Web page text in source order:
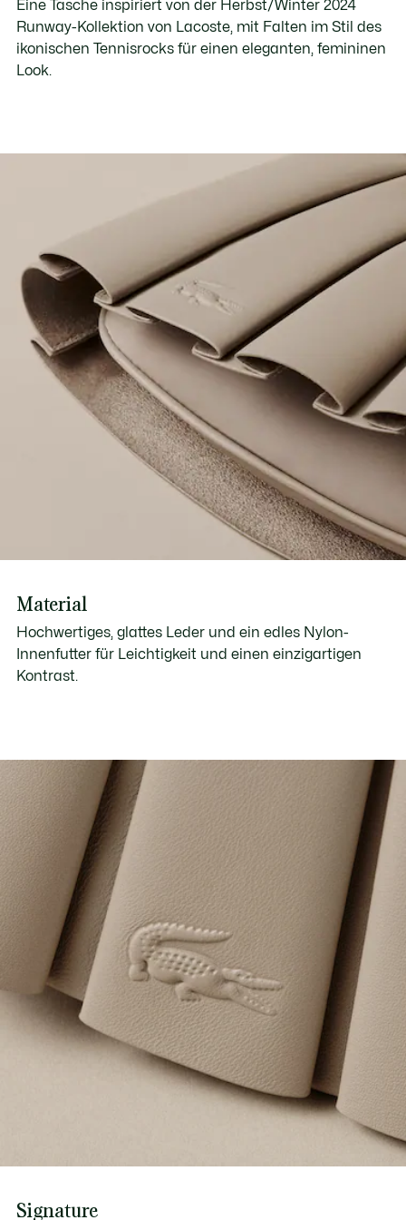
Eine Tasche inspiriert von der Herbst/Winter 2024
Runway-Kollektion von Lacoste, mit Falten im Stil des
ikonischen Tennisrocks für einen eleganten, femininen
Look.
Material
Hochwertiges, glattes Leder und ein edles Nylon-
Innenfutter für Leichtigkeit und einen einzigartigen
Kontrast.
Signature